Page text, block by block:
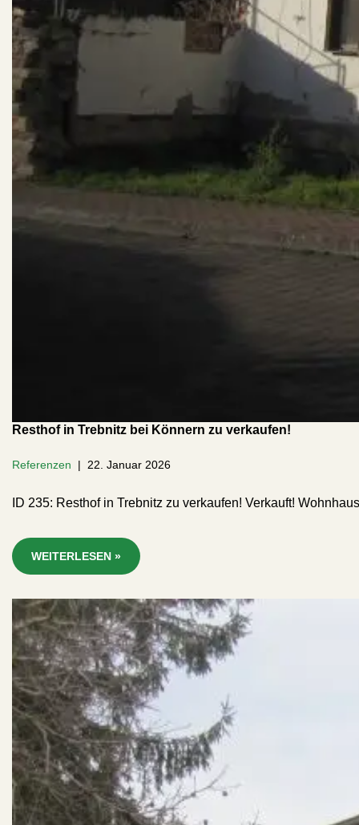
Resthof in Trebnitz bei Könnern zu verkaufen!
Referenzen 22. Januar 2026
ID 235: Resthof in Trebnitz zu verkaufen! Verkauft!
WEITERLESEN »